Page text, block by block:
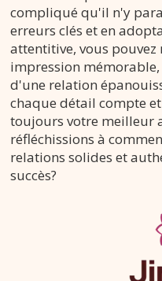
compliqué qu'il n'y
erreurs clés et en
attentitive, vous
impression
d'une relation
chaque détail compte
toujours votre meilleur
réfléchissions à
relations solides et
succès?